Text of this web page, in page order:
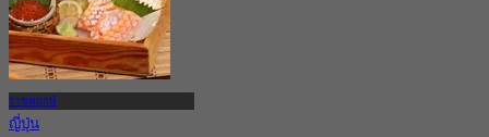
ราชพฤกษ์
ญี่ปุ่น